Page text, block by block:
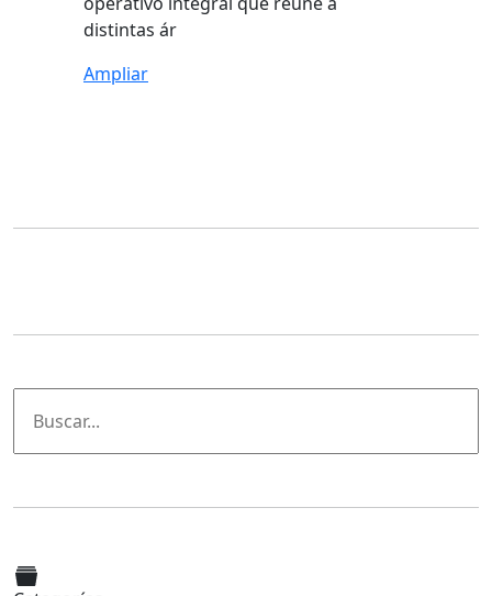
distintas ár
Ampliar